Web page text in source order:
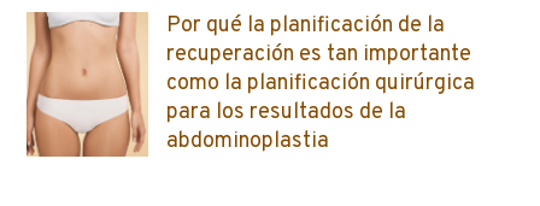
Por qué la planificación de la
recuperación es tan importante
como la planificación quirúrgica
para los resultados de la
abdominoplastia